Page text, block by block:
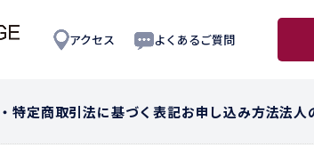
アクセス よくあるご質問
特定商取引法に基づく表記お申し込み方法法人